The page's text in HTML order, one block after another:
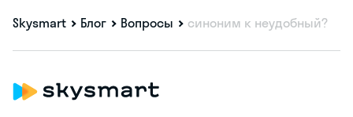
Skysmart Блог Вопросы синоним к неудобный?